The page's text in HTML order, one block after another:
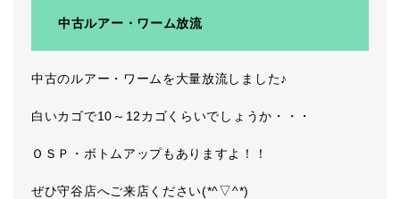
中古ルアー・ワーム放流
中古のルアー・ワームを大量放流しました♪
白いカゴで10～12カゴくらいでしょうか・・・
ＯＳＰ・ボトムアップもありますよ！！
ぜひ守谷店へご来店ください(*^▽^*)